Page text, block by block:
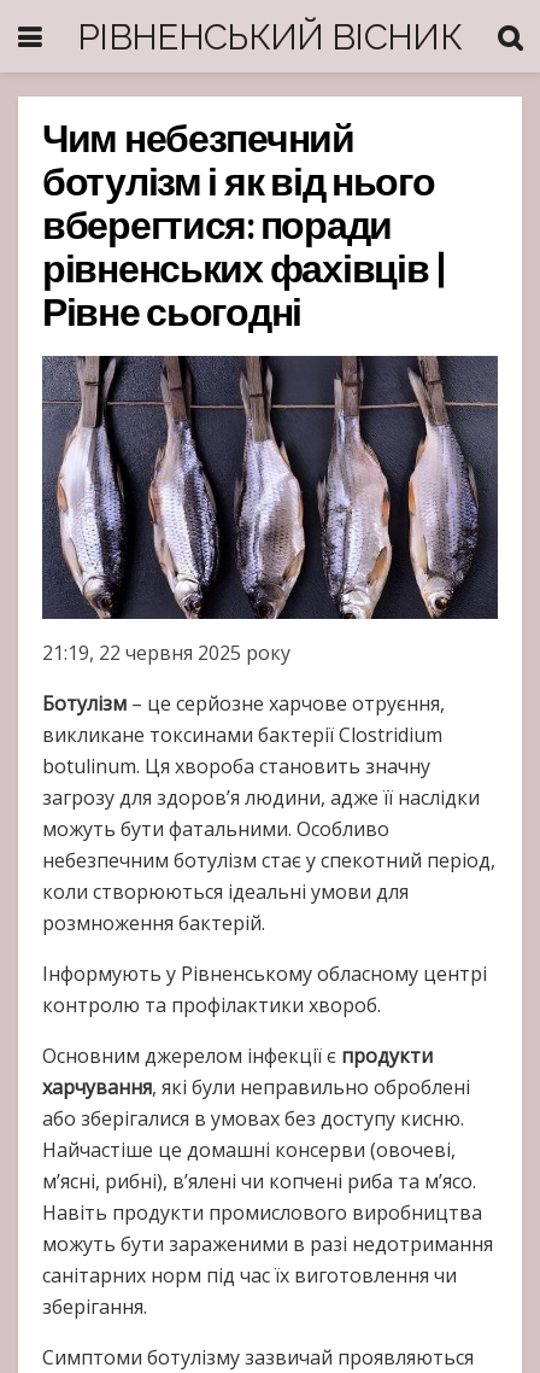
РІВНЕНСЬКИЙ ВІСНИК
Чим небезпечний
ботулізм і як від нього
вберегтися: поради
рівненських фахівців |
Рівне сьогодні
21:19, 22 червня 2025 року
Ботулізм – це серйозне харчове отруєння,
викликане токсинами бактерії Clostridium
botulinum. Ця хвороба становить значну
загрозу для здоров’я людини, адже її наслідки
можуть бути фатальними. Особливо
небезпечним ботулізм стає у спекотний період,
коли створюються ідеальні умови для
розмноження бактерій.
Інформують у Рівненському обласному центрі
контролю та профілактики хвороб.
Основним джерелом інфекції є продукти
харчування, які були неправильно оброблені
або зберігалися в умовах без доступу кисню.
Найчастіше це домашні консерви (овочеві,
м’ясні, рибні), в’ялені чи копчені риба та м’ясо.
Навіть продукти промислового виробництва
можуть бути зараженими в разі недотримання
санітарних норм під час їх виготовлення чи
зберігання.
Симптоми ботулізму зазвичай проявляються